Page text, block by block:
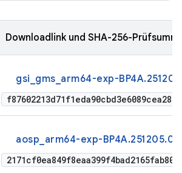
Downloadlink und SHA-256-
gsi_gms_arm64-exp-
aosp_arm64-exp-